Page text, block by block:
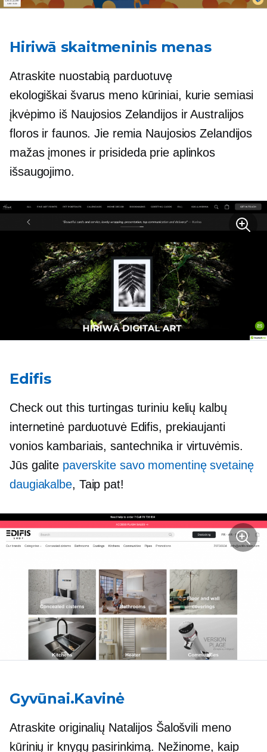
Hiriwā skaitmeninis menas
Atraskite nuostabią parduotuvę
ekologiškai švarus meno kūriniai, kurie semiasi
įkvėpimo iš Naujosios Zelandijos ir Australijos
floros ir faunos. Jie remia Naujosios Zelandijos
mažas įmones ir prisideda prie aplinkos
išsaugojimo.
Edifis
Check out this turtingas turiniu kelių kalbų
internetinė parduotuvė Edifis, prekiaujanti
vonios kambariais, santechnika ir virtuvėmis.
Jūs galite paverskite savo momentinę svetainę
daugiakalbe, Taip pat!
Gyvūnai.Kavinė
Atraskite originalių Natalijos Šalošvili meno
kūrinių ir knygų pasirinkimą. Nežinome, kaip